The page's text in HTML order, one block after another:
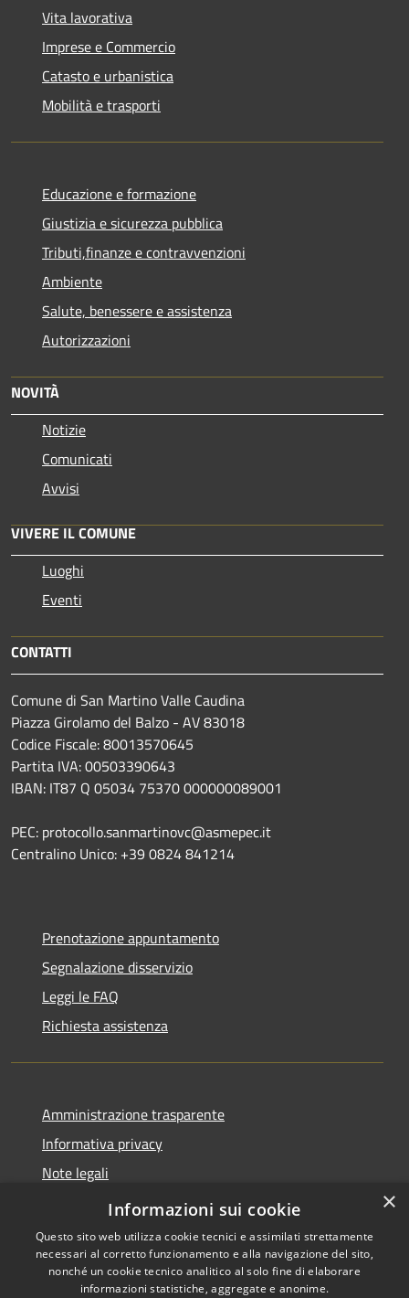
Vita lavorativa
Imprese e Commercio
Catasto e urbanistica
Mobilità e trasporti
Educazione e formazione
Giustizia e sicurezza pubblica
Tributi,finanze e contravvenzioni
Ambiente
Salute, benessere e assistenza
Autorizzazioni
NOVITÀ
Notizie
Comunicati
Avvisi
VIVERE IL COMUNE
Luoghi
Eventi
CONTATTI
Comune di San Martino Valle Caudina
Piazza Girolamo del Balzo - AV 83018
Codice Fiscale: 80013570645
Partita IVA: 00503390643
IBAN: IT87 Q 05034 75370 000000089001
PEC: protocollo.sanmartinovc@asmepec.it
Centralino Unico: +39 0824 841214
Prenotazione appuntamento
Segnalazione disservizio
Leggi le FAQ
Richiesta assistenza
Amministrazione trasparente
Informativa privacy
Note legali
Dichiarazione di accessibilità
Copyright © 2026 • Comune di
×
Informazioni sui cookie
Questo sito web utilizza cookie tecnici e assimilati strettamente
necessari al corretto funzionamento e alla navigazione del sito,
nonché un cookie tecnico analitico al solo fine di elaborare
informazioni statistiche, aggregate e anonime.